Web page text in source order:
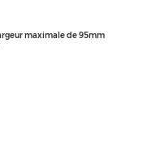
maximale de 95mm